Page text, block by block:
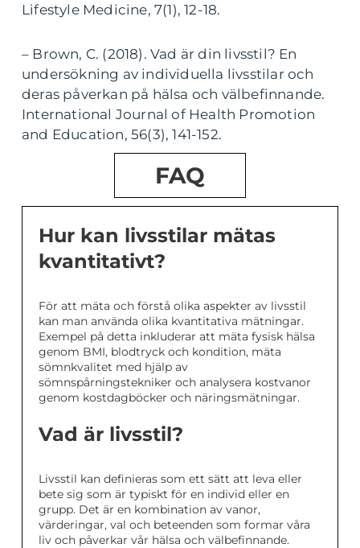
Lifestyle Medicine, 7(1), 12-18.
– Brown, C. (2018). Vad är din livsstil? En
undersökning av individuella livsstilar och
deras påverkan på hälsa och välbefinnande.
International Journal of Health Promotion
and Education, 56(3), 141-152.
FAQ
Hur kan livsstilar mätas
kvantitativt?
För att mäta och förstå olika aspekter av livsstil
kan man använda olika kvantitativa mätningar.
Exempel på detta inkluderar att mäta fysisk hälsa
genom BMI, blodtryck och kondition, mäta
sömnkvalitet med hjälp av
sömnspårningstekniker och analysera kostvanor
genom kostdagböcker och näringsmätningar.
Vad är livsstil?
Livsstil kan definieras som ett sätt att leva eller
bete sig som är typiskt för en individ eller en
grupp. Det är en kombination av vanor,
värderingar, val och beteenden som formar våra
liv och påverkar vår hälsa och välbefinnande.